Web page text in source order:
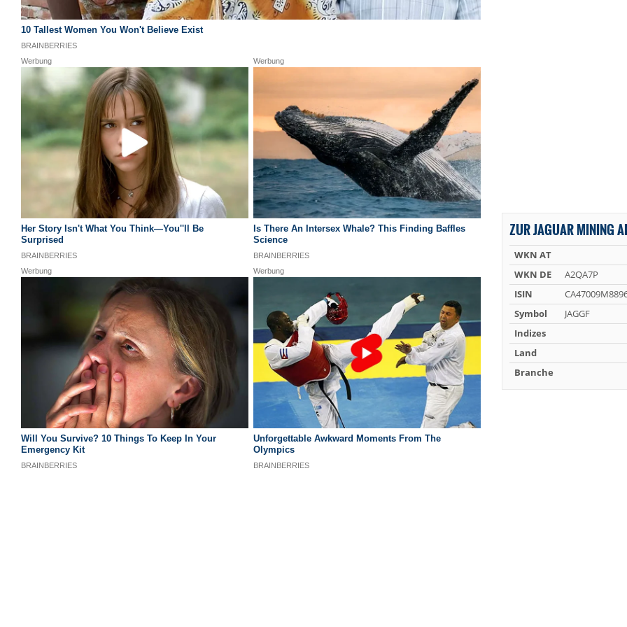
ZUR JAGUAR MINING
WKN AT
WKN DE
A2QA7P
ISIN
Symbol
JAGGF
Indizes
Land
Branche